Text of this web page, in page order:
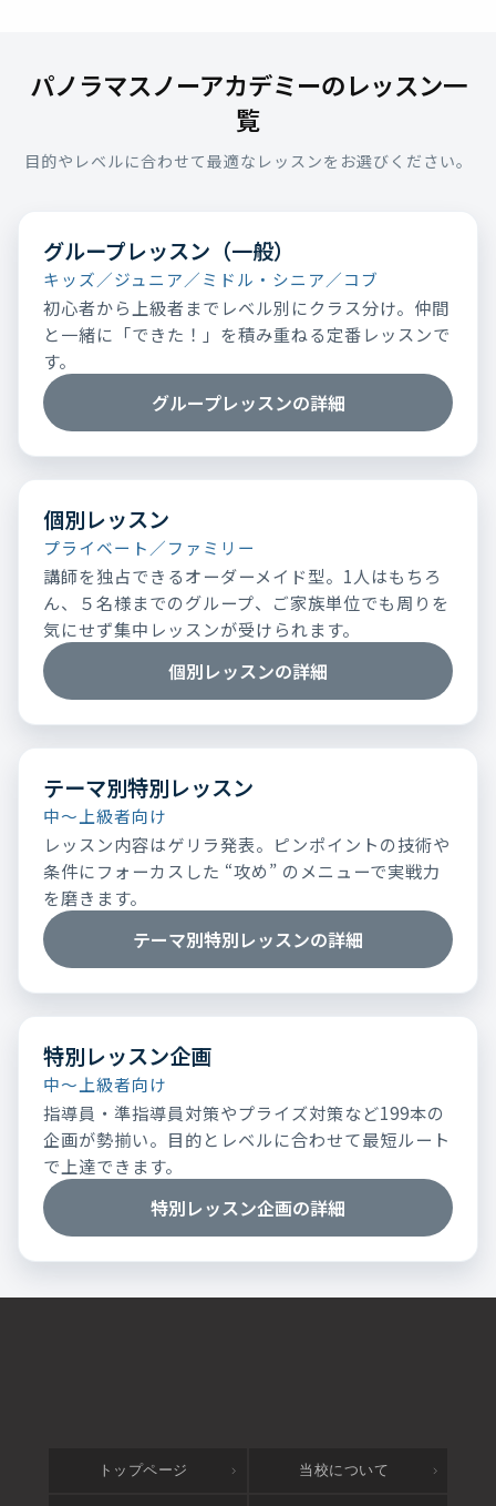
パノラマスノーアカデミーのレッスン一
覧
目的やレベルに合わせて最適なレッスンをお選びください。
グループレッスン（一般）
キッズ／ジュニア／ミドル・シニア／コブ
初心者から上級者までレベル別にクラス分け。仲間
と一緒に「できた！」を積み重ねる定番レッスンで
す。
グループレッスンの詳細
個別レッスン
プライベート／ファミリー
講師を独占できるオーダーメイド型。1人はもちろ
ん、５名様までのグループ、ご家族単位でも周りを
気にせず集中レッスンが受けられます。
個別レッスンの詳細
テーマ別特別レッスン
中～上級者向け
レッスン内容はゲリラ発表。ピンポイントの技術や
条件にフォーカスした “攻め” のメニューで実戦力
を磨きます。
テーマ別特別レッスンの詳細
特別レッスン企画
中～上級者向け
指導員・準指導員対策やプライズ対策など199本の
企画が勢揃い。目的とレベルに合わせて最短ルート
で上達できます。
特別レッスン企画の詳細
トップページ 当校について